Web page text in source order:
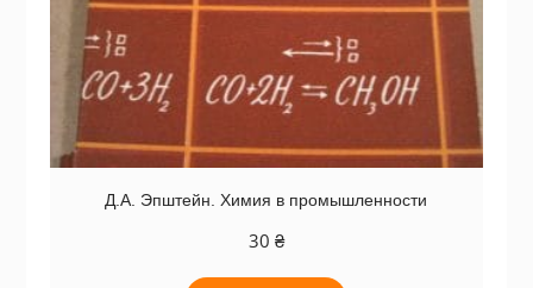
Д.А. Эпштейн. Химия в промышленности
30 ₴